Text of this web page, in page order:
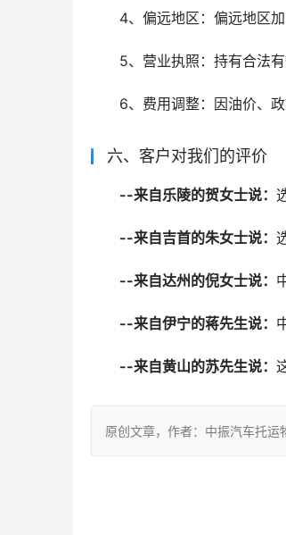
4、偏远地区：偏远地区
5、营业执照：持有合法
6、费用调整：因油价、
六、客户对我们的评价
--来自乐陵的贺女士说：
--来自吉首的朱女士说：
--来自达州的倪女士说：
--来自伊宁的蒋先生说：
--来自黄山的苏先生说：
原创文章，作者：中振汽车托